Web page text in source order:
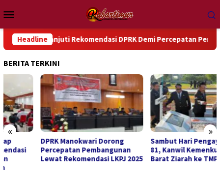
ke
kontenMobile
Headline
Lanjuti Rekomendasi DPRK Demi Percepatan Pembangunan
BERITA TERKINI
« »
DPRK Manokwari Dorong
Percepatan Pembangunan
Lewat Rekomendasi LKPJ 2025
Sambut Hari Pengayoman ke-
81, Kanwil Kemenkum Papua
Barat Ziarah ke TMP Trikora